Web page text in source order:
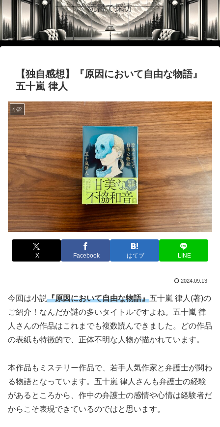
読書で探訪
【独自感想】『原因において自由な物語』
五十嵐 律人
小説
X Facebook はてブ LINE
2024.09.13
今回は小説『原因において自由な物語』五十嵐 律人(著)の
ご紹介！なんだか謎の多いタイトルですよね。五十嵐 律
人さんの作品はこれまでも複数読んできました。どの作品
の表紙も特徴的で、正体不明な人物が描かれています。
本作品もミステリー作品で、若手人気作家と弁護士が関わ
る物語となっています。五十嵐 律人さんも弁護士の経験
があるところから、作中の弁護士の感情や心情は経験者だ
からこそ表現できているのではと思います。